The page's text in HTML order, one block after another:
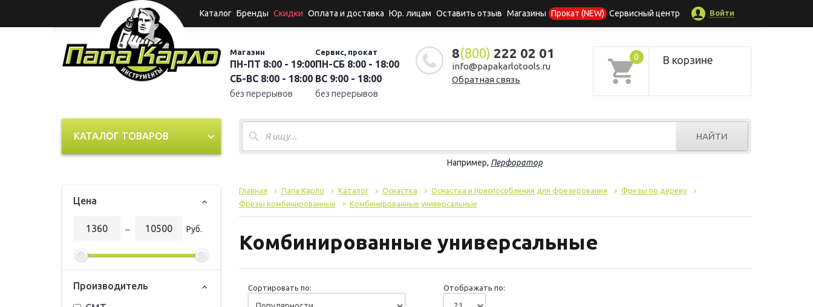
Каталог Бренды Скидки Оплата и доставка Юр. лицам Оставить отзыв Магазины Прокат (NEW) Сервисный центр Войти
Магазин
ПН-ПТ 8:00 - 19:00
СБ-ВС 8:00 - 18:00
без перерывов
Сервис, прокат
ПН-СБ 8:00 - 18:00
ВС 9:00 - 18:00
без перерывов
8(800) 222 02 01
info@papakarlotools.ru
Обратная связь
0 В корзине
НАЙТИ
Например, Перфоратор
КАТАЛОГ ТОВАРОВ
Цена
‒ Руб.
Прoизвoдитель
Главная Папа Карло Каталог Оснастка Оснастка и приспособления для фрезерования
Фрезы по дереву
Фрезы комбинированные
Комбинированные универсальные
Комбинированные универсальные
Сортировать по: Отображать по: